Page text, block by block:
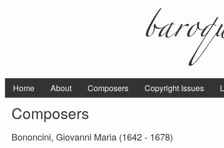
Home About Composers Copyright Issues
Composers
Bononcini, Giovanni Maria (1642 - 1678)